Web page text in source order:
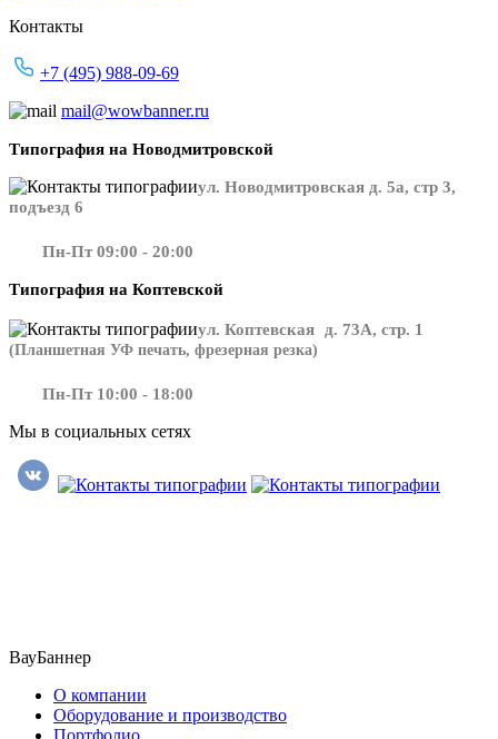
Контакты
+7 (495) 988-09-69
mail@wowbanner.ru
Типография на Новодмитровской
ул. Новодмитровская д. 5а, стр 3,
подъезд 6
Пн-Пт 09:00 - 20:00
Типография на Коптевской
ул. Коптевская д. 73А, стр. 1
(Планшетная УФ печать, фрезерная резка)
Пн-Пт 10:00 - 18:00
Мы в социальных сетях
ВауБаннер
О компании
Оборудование и производство